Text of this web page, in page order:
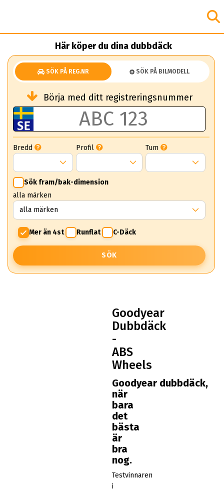
Här köper du dina dubbdäck
SÖK PÅ REG.NR SÖK PÅ BILMODELL
Börja med ditt registreringsnummer
Bredd Profil Tum
Sök fram/bak-dimension
alla märken
Mer än 4st Runflat C-Däck
SÖK
Goodyear
Dubbdäck
-
ABS
Wheels
Goodyear dubbdäck,
när
bara
det
bästa
är
bra
nog.
Testvinnaren
i